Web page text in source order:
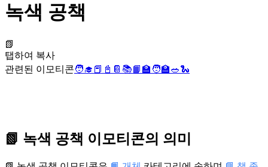
녹색 공책
📗
탭하여 복사
관련된 이모티콘🧑‍🎓 📕 📓 📔 📚📙 🏫 🧑‍🏫🥗🐍
📗 녹색 공책 이모티콘의 의미